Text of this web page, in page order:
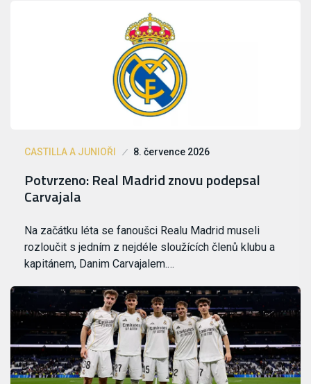
CASTILLA A JUNIOŘI 8. července 2026
Potvrzeno: Real Madrid znovu podepsal
Carvajala
Na začátku léta se fanoušci Realu Madrid museli
rozloučit s jedním z nejdéle sloužících členů klubu a
kapitánem, Danim Carvajalem.…